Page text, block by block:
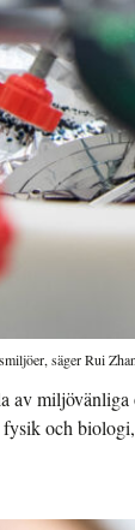
säger Rui
av miljövänliga
fysik och